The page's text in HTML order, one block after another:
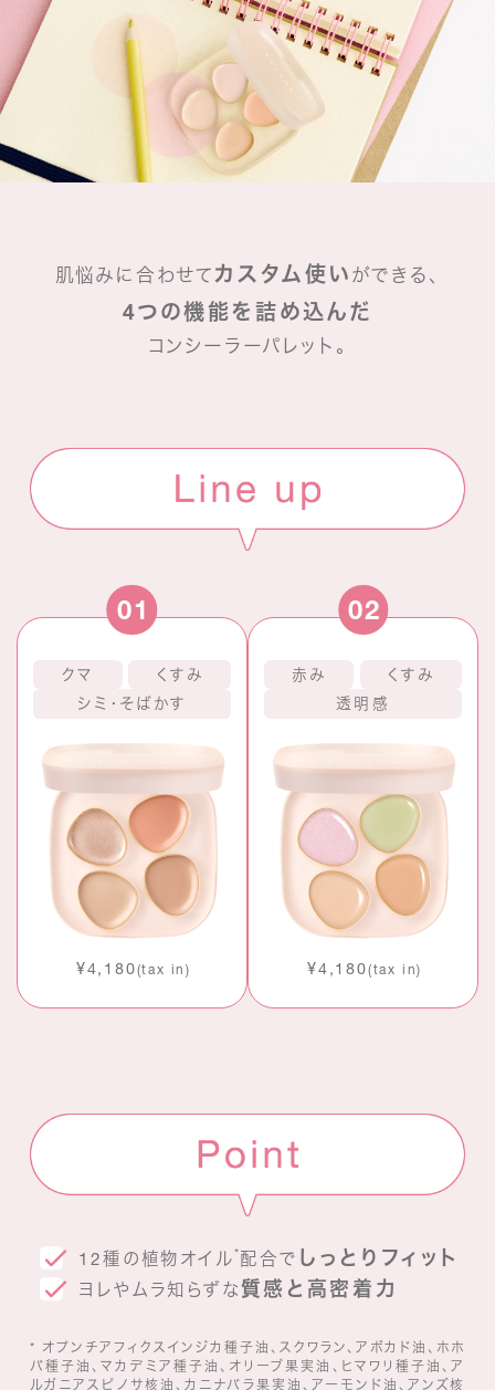
肌悩みに合わせてカスタム使い ができる、
4つの機能を詰め込んだ
コンシーラーパレット。
01
クマ
くすみ
シミ・そばかす
¥4,180(tax in)
02
赤み
くすみ
透明感
¥4,180(tax in)
12種の植物オイル*配合で しっとりフィット
ヨレやムラ知らずな質感と高密着力
* オプンチアフィクスインジカ種子油、スクワラン、アボカド油、ホホ
バ種子油、マカデミア種子油、オリーブ果実油、ヒマワリ種子油、ア
ルガニアスピノサ核油、カニナバラ果実油、アーモンド油、アンズ核